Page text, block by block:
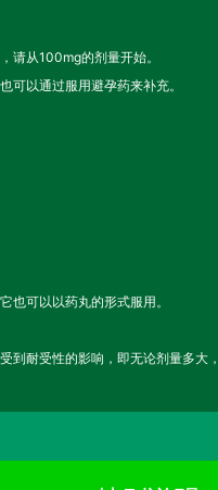
请从100mg的剂量开始。
可以通过服用避孕药来补充。
也可以以药丸的形式服用。
耐受性的影响，即无论剂量多大